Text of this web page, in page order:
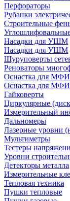
Перфораторы
Рубанки
Строительные
Насадки для УШМ
Насадки для УШМ
Шуруповерты
Реноваторы
Оснастка для МФИ
Оснастка для МФИ
Гайковерты
Циркулярные
Измерительный
Дальномеры
Лазерные уровни
Мультиметры
Тестеры
Уровни
Детекторы металла
Измерительные
Тепловая техника
Пушки тепловые